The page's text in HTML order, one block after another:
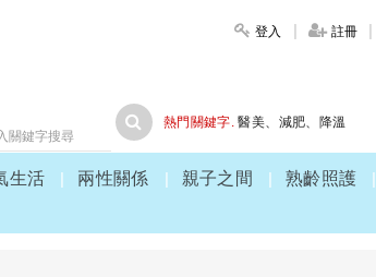
登入 註冊
熱門關鍵字. 醫美、 減肥、 降溫
生活 兩性關係 親子之間 熟齡照護